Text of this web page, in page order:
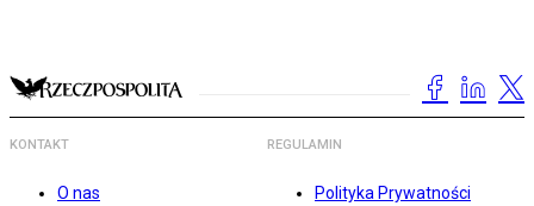
KONTAKT
O nas
REGULAMIN
Polityka Prywatności